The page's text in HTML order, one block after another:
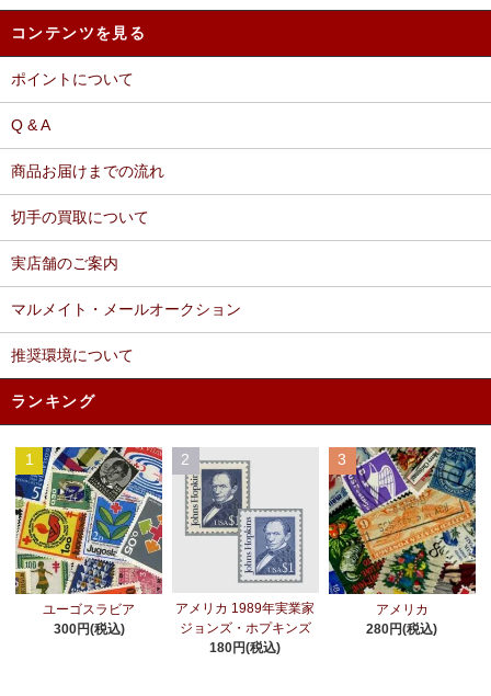
コンテンツを見る
ポイントについて
Q & A
商品お届けまでの流れ
切手の買取について
実店舗のご案内
マルメイト・メールオークション
推奨環境について
ランキング
1
ユーゴスラビア
300円(税込)
2
アメリカ 1989年実業家
ジョンズ・ホプキンズ
180円(税込)
3
アメリカ
280円(税込)